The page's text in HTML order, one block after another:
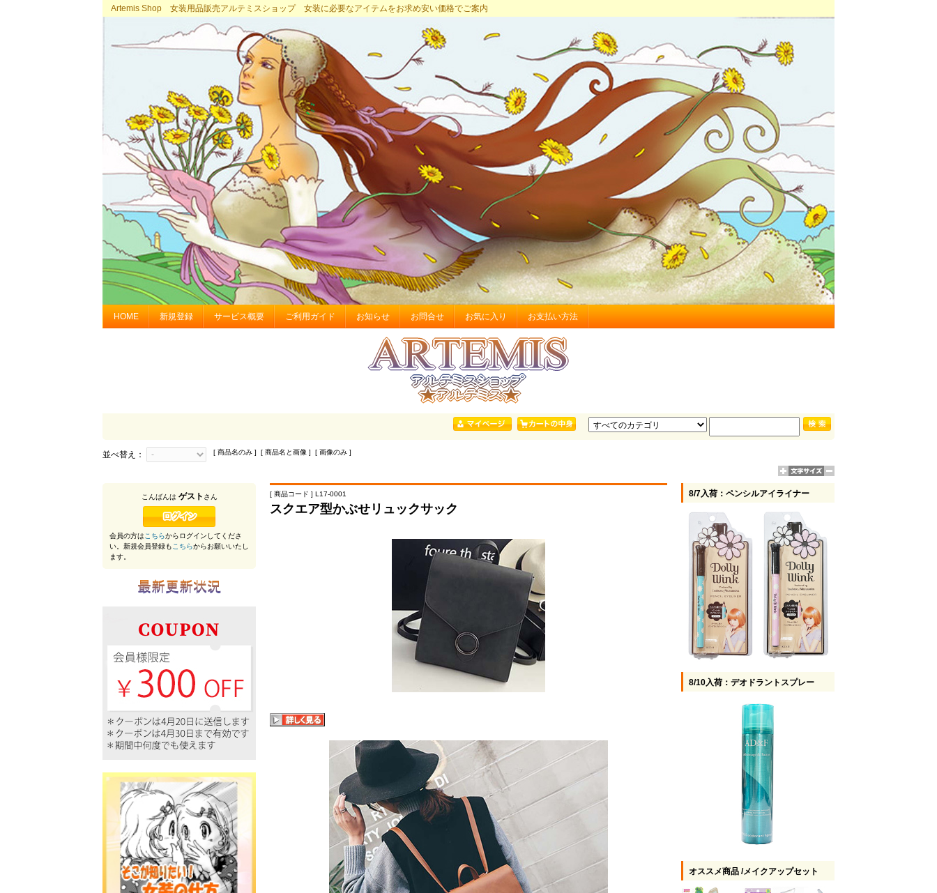
Artemis Shop 女装用品販売アルテミスショップ 女装に必要なアイテムをお求め安い価格でご案内
HOME 新規登録 サービス概要 ご利用ガイド お知らせ お問合せ お気に入り お支払い方法
並べ替え： [ 商品名のみ ] [ 商品名と画像 ] [ 画像のみ ]
[ 商品コード ] L17-0001
スクエア型かぶせリュックサック
こんばんは ゲスト さん
会員の方はこちらからログインしてくださ
い。新規会員登録もこちらからお願いいたし
ます。
8/7入荷：ペンシルアイライナー
8/10入荷：デオドラントスプレー
オススメ商品 /メイクアップセット